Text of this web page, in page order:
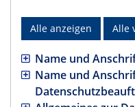
Alle anzeigen Alle
Name und
Name und